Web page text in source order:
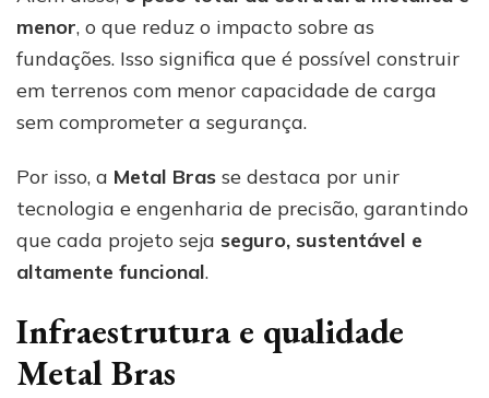
menor, o que reduz o impacto sobre as
fundações. Isso significa que é possível construir
em terrenos com menor capacidade de carga
sem comprometer a segurança.
Por isso, a Metal Bras se destaca por unir
tecnologia e engenharia de precisão, garantindo
que cada projeto seja seguro, sustentável e
altamente funcional.
Infraestrutura e qualidade
Metal Bras